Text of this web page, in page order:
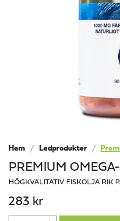
Hem Ledprodukter
PREMIUM
HÖGKVALITATIV FISKOLJA RIK
283 kr